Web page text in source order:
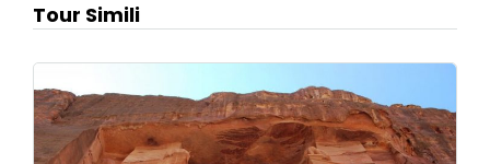
Tour Simili